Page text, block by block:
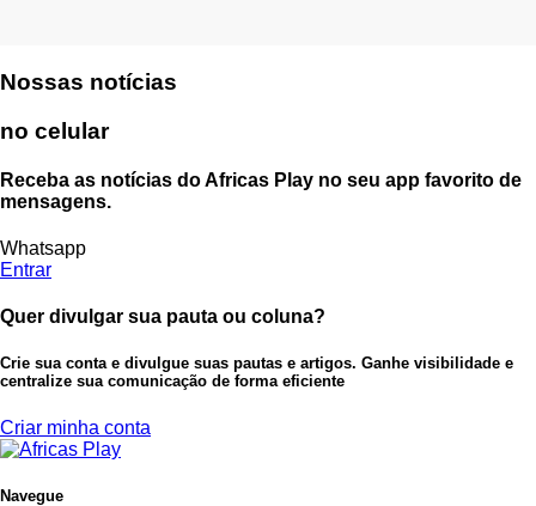
Nossas notícias
no celular
Receba as notícias do Africas Play no seu app favorito de
mensagens.
Whatsapp
Entrar
Quer divulgar sua pauta ou coluna?
Crie sua conta e divulgue suas pautas e artigos. Ganhe visibilidade e
centralize sua comunicação de forma eficiente
Criar minha conta
Navegue